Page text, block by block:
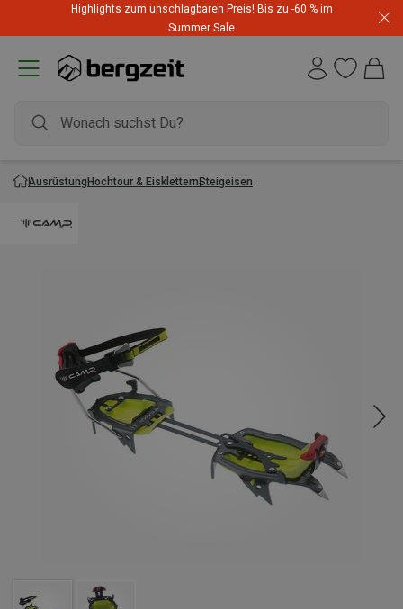
Highlights zum unschlagbaren Preis! Bis zu -60 % im
Summer Sale
AusrüstungHochtour & EiskletternSteigeisen